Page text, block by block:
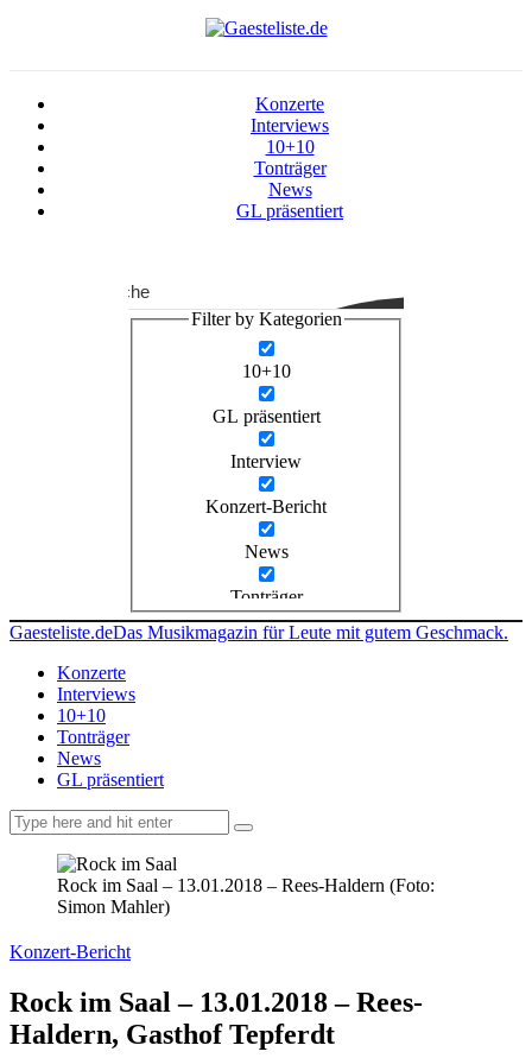
Konzerte
Interviews
10+10
Tonträger
News
GL präsentiert
Suche
Filter by Kategorien
10+10
GL präsentiert
Interview
Konzert-Bericht
News
Tonträger
Gaesteliste.deDas Musikmagazin für Leute mit gutem Geschmack.
Konzerte
Interviews
10+10
Tonträger
News
GL präsentiert
Rock im Saal – 13.01.2018 – Rees-Haldern (Foto:
Simon Mahler)
Konzert-Bericht
Rock im Saal – 13.01.2018 – Rees-
Haldern, Gasthof Tepferdt